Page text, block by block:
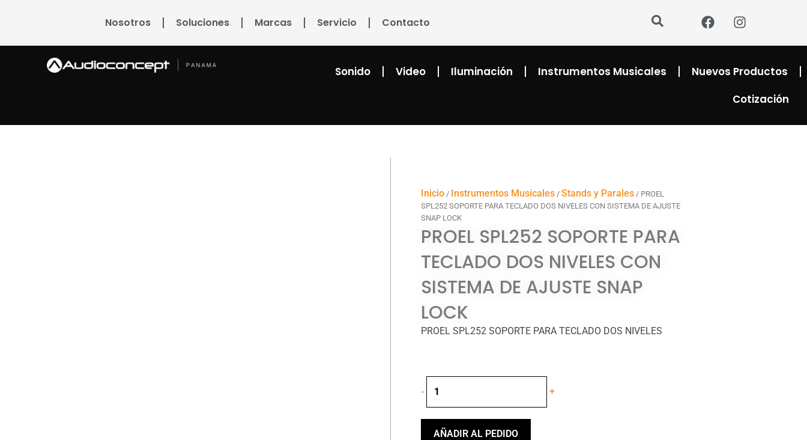
Nosotros Soluciones Marcas Servicio Contacto
F
a
b
I
n
a
r
a
Sonido Video Iluminación Instrumentos Musicales
Nuevos Productos
Cotización
Inicio/ Instrumentos Musicales/ Stands y Parales/ PROEL
SPL252 SOPORTE PARA TECLADO DOS NIVELES CON SISTEMA DE AJUSTE
SNAP LOCK
PROEL SPL252 SOPORTE PARA
TECLADO DOS NIVELES CON
SISTEMA DE AJUSTE SNAP
LOCK
PROEL SPL252 SOPORTE PARA TECLADO DOS NIVELES
-
SPL252
SOPORTE
PARA
TECLADO
+
AÑADIR AL PEDIDO